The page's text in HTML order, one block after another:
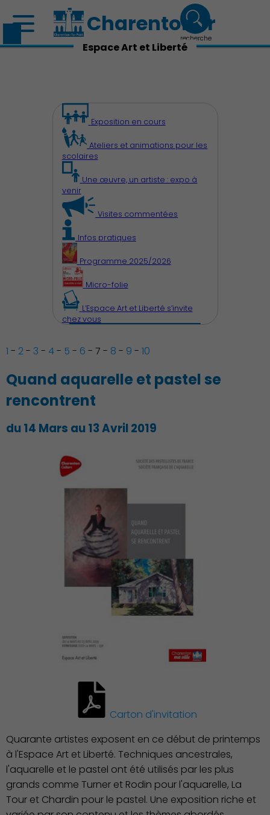
Découvrir Charenton
Charenton.fr
recherche
Espace Art et Liberté
Exposition en cours
Ateliers et animations pour les
scolaires
Une œuvre, un artiste : expo à
venir
Visites commentées
Infos pratiques
Programme 2025/2026
Micro-folie
L’Espace Art et Liberté s’invite
chez vous
1 - 2- 3 - 4- 5 - 6 - 7 - 8 - 9 - 10
Quand aquarelle et pastel se
rencontrent
du 14 Mars au 13 Avril 2019
Carton d'invitation
Quarante artistes exposent en ce début de printemps
à l'Espace Art et Liberté. Techniques ancestrales,
l'aquarelle et le pastel ont été utilisés par les plus
grands comme Turner et Rodin pour l'aquarelle, La
Tour et Chardin pour le pastel. Une exposition riche et